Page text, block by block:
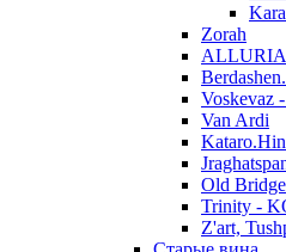
Zorah
Voskevaz
Van Ardi
Old Bridge
Trinity -
Z'art,